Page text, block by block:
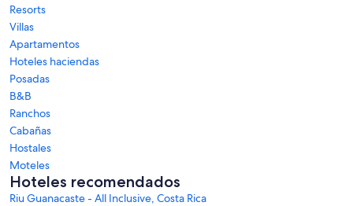
Resorts
Villas
Apartamentos
Hoteles haciendas
Posadas
B&B
Ranchos
Cabañas
Hostales
Moteles
Hoteles recomendados
Riu Guanacaste - All Inclusive, Costa Rica